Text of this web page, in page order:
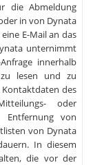
die Abmeldung
in von Dynata
E-Mail an das
unternimmt
innerhalb
zu lesen und zu
des
oder
Entfernung von
von Dynata
In diesem
die vor der